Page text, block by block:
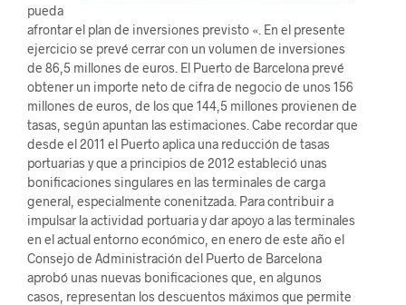
pueda
afrontar el plan de inversiones previsto «. En el presente
ejercicio se prevé cerrar con un volumen de inversiones
de 86,5 millones de euros. El Puerto de Barcelona prevé
obtener un importe neto de cifra de negocio de unos 156
millones de euros, de los que 144,5 millones provienen de
tasas, según apuntan las estimaciones. Cabe recordar que
desde el 2011 el Puerto aplica una reducción de tasas
portuarias y que a principios de 2012 estableció unas
bonificaciones singulares en las terminales de carga
general, especialmente conenitzada. Para contribuir a
impulsar la actividad portuaria y dar apoyo a las terminales
en el actual entorno económico, en enero de este año el
Consejo de Administración del Puerto de Barcelona
aprobó unas nuevas bonificaciones que, en algunos
casos, representan los descuentos máximos que permite